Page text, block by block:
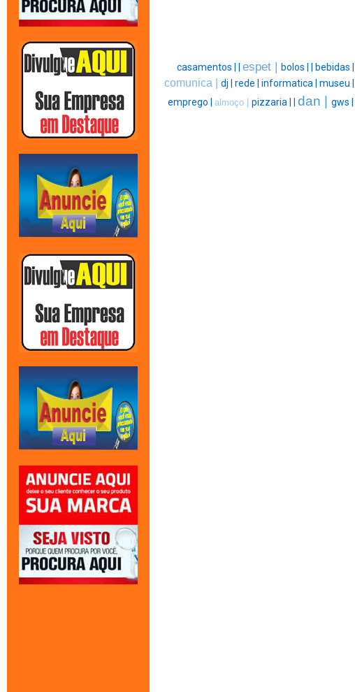
casamentos | espet | bolos | bebidas |
comunica | dj | rede | informatica | museu |
emprego | almoço | pizzaria | dan | gws |